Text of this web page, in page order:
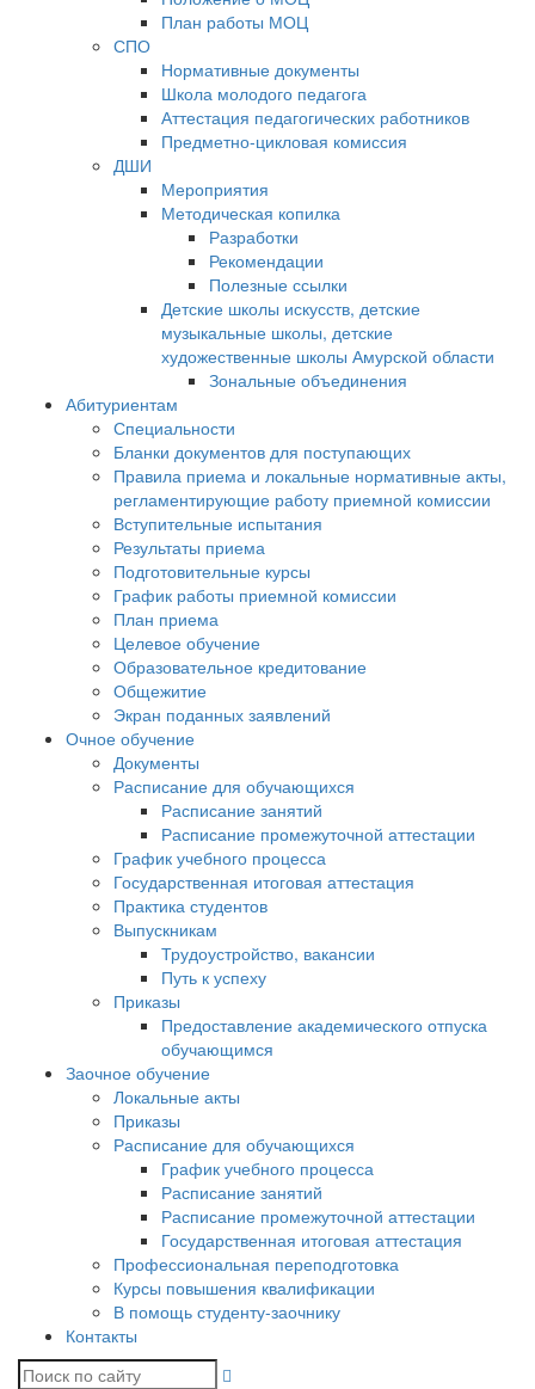
План работы МОЦ
СПО
Нормативные документы
Школа молодого педагога
Аттестация педагогических работников
Предметно-цикловая комиссия
ДШИ
Мероприятия
Методическая копилка
Разработки
Рекомендации
Полезные ссылки
Детские школы искусств, детские
музыкальные школы, детские
художественные школы Амурской области
Зональные объединения
Абитуриентам
Специальности
Бланки документов для поступающих
Правила приема и локальные нормативные акты,
регламентирующие работу приемной комиссии
Вступительные испытания
Результаты приема
Подготовительные курсы
График работы приемной комиссии
План приема
Целевое обучение
Образовательное кредитование
Общежитие
Экран поданных заявлений
Очное обучение
Документы
Расписание для обучающихся
Расписание занятий
Расписание промежуточной аттестации
График учебного процесса
Государственная итоговая аттестация
Практика студентов
Выпускникам
Трудоустройство, вакансии
Путь к успеху
Приказы
Предоставление академического отпуска
обучающимся
Заочное обучение
Локальные акты
Приказы
Расписание для обучающихся
График учебного процесса
Расписание занятий
Расписание промежуточной аттестации
Государственная итоговая аттестация
Профессиональная переподготовка
Курсы повышения квалификации
В помощь студенту-заочнику
Контакты